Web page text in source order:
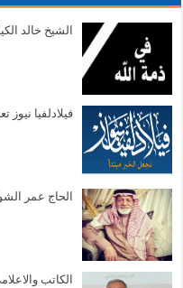
الشيخ خالد
فيلادلفيا
الحاج عمر
الكاتب